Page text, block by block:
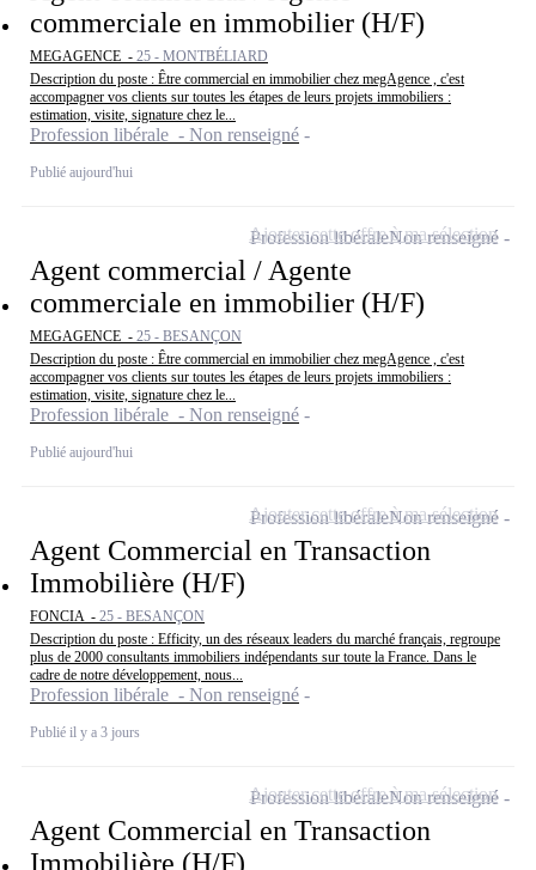
commerciale en immobilier (H/F)
MEGAGENCE - 25 - MONTBÉLIARD
Description du poste : Être commercial en immobilier chez megAgence , c'est
accompagner vos clients sur toutes les étapes de leurs projets immobiliers :
estimation, visite, signature chez le...
Profession libérale - Non renseigné
Publié aujourd'hui
Agent commercial / Agente
commerciale en immobilier (H/F)
MEGAGENCE - 25 - BESANÇON
Description du poste : Être commercial en immobilier chez megAgence , c'est
accompagner vos clients sur toutes les étapes de leurs projets immobiliers :
estimation, visite, signature chez le...
Profession libérale - Non renseigné
Publié aujourd'hui
Profession libéraleNon renseigné
Ajouter cette offre à ma sélection
Agent Commercial en Transaction
Immobilière (H/F)
FONCIA - 25 - BESANÇON
Description du poste : Efficity, un des réseaux leaders du marché français, regroupe
plus de 2000 consultants immobiliers indépendants sur toute la France. Dans le
cadre de notre développement, nous...
Profession libérale - Non renseigné
Publié il y a 3 jours
Profession libéraleNon renseigné
Ajouter cette offre à ma sélection
Agent Commercial en Transaction
Immobilière (H/F)
Profession libéraleNon renseigné
Ajouter cette offre à ma sélection